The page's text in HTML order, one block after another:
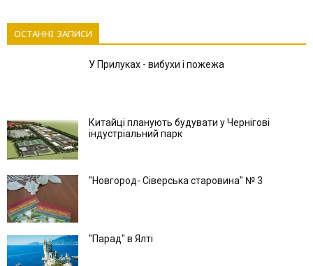
ОСТАННІ ЗАПИСИ
У Прилуках - вибухи і пожежа
Китайці планують будувати у Чернігові
індустріальний парк
"Новгород- Сіверська старовина" № 3
"Парад" в Ялті